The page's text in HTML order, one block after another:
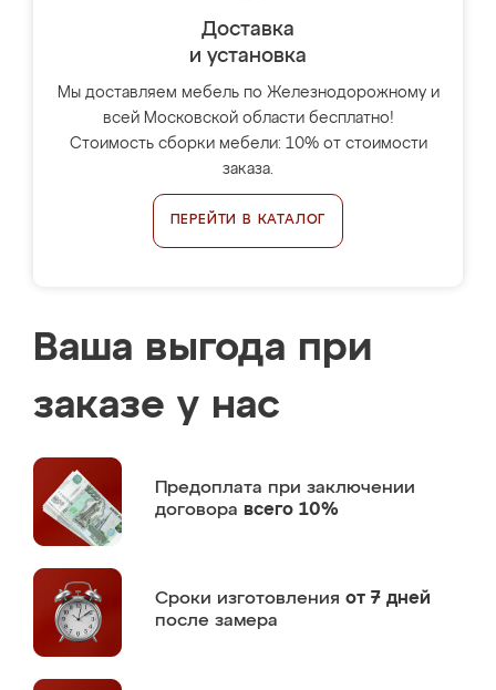
Доставка
и установка
Мы доставляем мебель по Железнодорожному и
всей Московской области бесплатно!
Стоимость сборки мебели: 10% от стоимости
заказа.
ПЕРЕЙТИ В КАТАЛОГ
Ваша выгода при
заказе у нас
Предоплата при заключении
договора всего 10%
Сроки изготовления от 7 дней
после замера